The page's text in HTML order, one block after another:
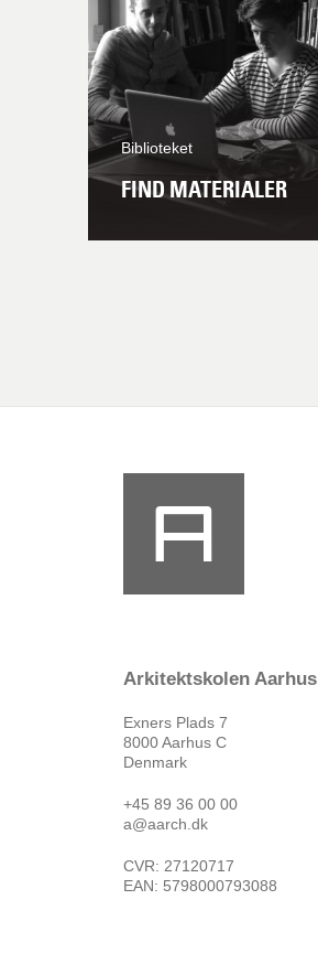
Biblioteket
FIND MATERIALER
Arkitektskolen Aarhus
Exners Plads 7
8000 Aarhus C
Denmark
+45 89 36 00 00
a@aarch.dk
CVR: 27120717
EAN: 5798000793088